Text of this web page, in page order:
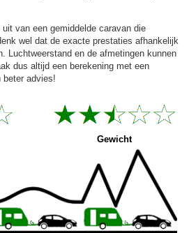
van een gemiddelde caravan die
wel dat de exacte prestaties afhankelijk
Luchtweerstand en de afmetingen kunnen
dus altijd een berekening met een
beter advies!
Gewicht